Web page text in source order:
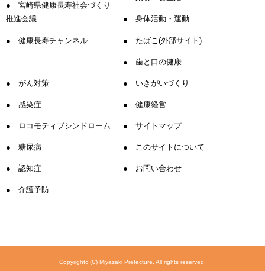
宮崎県健康長寿社会づくり
推進会議
健康長寿チャンネル
身体活動・運動
たばこ(外部サイト)
歯と口の健康
がん対策
感染症
ロコモティブシンドローム
糖尿病
認知症
介護予防
いきがいづくり
健康経営
サイトマップ
このサイトについて
お問い合わせ
Copyrightc (C) Miyazaki Prefecture. All rights reserved.